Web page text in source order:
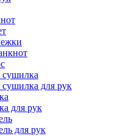
для рук
для рук
для рук